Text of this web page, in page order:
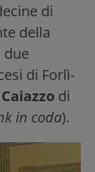
di
della
due
di Forlì-
di
in coda).